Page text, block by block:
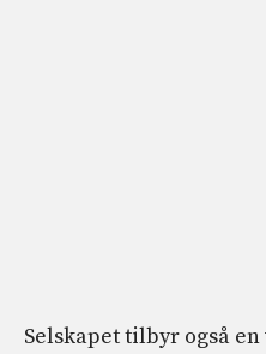
Selskapet tilbyr også